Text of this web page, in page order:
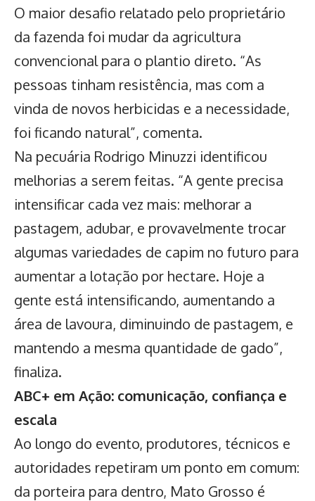
O maior desafio relatado pelo proprietário
da fazenda foi mudar da agricultura
convencional para o plantio direto. “As
pessoas tinham resistência, mas com a
vinda de novos herbicidas e a necessidade,
foi ficando natural”, comenta.
Na pecuária Rodrigo Minuzzi identificou
melhorias a serem feitas. “A gente precisa
intensificar cada vez mais: melhorar a
pastagem, adubar, e provavelmente trocar
algumas variedades de capim no futuro para
aumentar a lotação por hectare. Hoje a
gente está intensificando, aumentando a
área de lavoura, diminuindo de pastagem, e
mantendo a mesma quantidade de gado”,
finaliza.
ABC+ em Ação: comunicação, confiança e
escala
Ao longo do evento, produtores, técnicos e
autoridades repetiram um ponto em comum:
da porteira para dentro, Mato Grosso é